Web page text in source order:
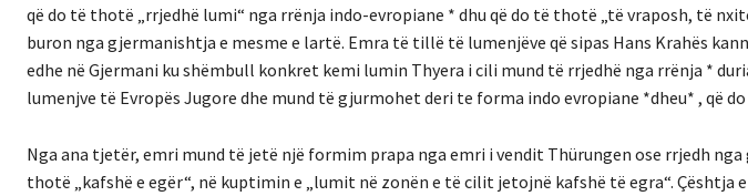
që do të thotë „rrjedhë lumi“ nga rrënja indo-evropiane * dhu që do të thotë „të vraposh, të
buron nga gjermanishtja e mesme e lartë. Emra të tillë të lumenjëve që sipas Hans Krahës
edhe në Gjermani ku shëmbull konkret kemi lumin Thyera i cili mund të rrjedhë nga rrënja *
lumenjve të Evropës Jugore dhe mund të gjurmohet deri te forma indo evropiane *dheu* , që
Nga ana tjetër, emri mund të jetë një formim prapa nga emri i vendit Thürungen ose rrjedh
thotë „kafshë e egër“, në kuptimin e „lumit në zonën e të cilit jetojnë kafshë të egra“. Çështja